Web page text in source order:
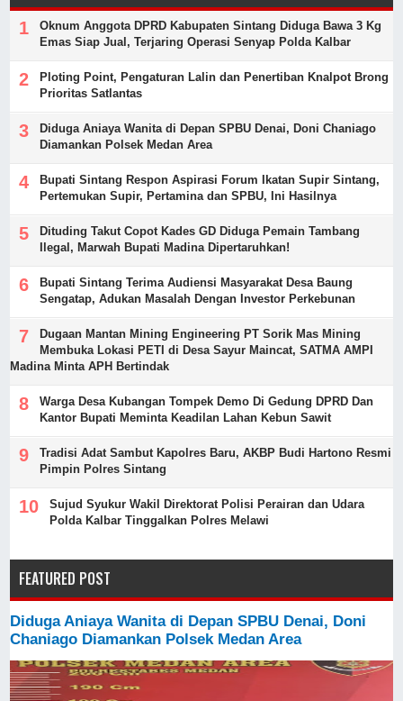
Oknum Anggota DPRD Kabupaten Sintang Diduga Bawa 3 Kg
Emas Siap Jual, Terjaring Operasi Senyap Polda Kalbar
Ploting Point, Pengaturan Lalin dan Penertiban Knalpot Brong
Prioritas Satlantas
Diduga Aniaya Wanita di Depan SPBU Denai, Doni Chaniago
Diamankan Polsek Medan Area
Bupati Sintang Respon Aspirasi Forum Ikatan Supir Sintang,
Pertemukan Supir, Pertamina dan SPBU, Ini Hasilnya
Dituding Takut Copot Kades GD Diduga Pemain Tambang
Ilegal, Marwah Bupati Madina Dipertaruhkan!
Bupati Sintang Terima Audiensi Masyarakat Desa Baung
Sengatap, Adukan Masalah Dengan Investor Perkebunan
Dugaan Mantan Mining Engineering PT Sorik Mas Mining
Membuka Lokasi PETI di Desa Sayur Maincat, SATMA AMPI
Madina Minta APH Bertindak
Warga Desa Kubangan Tompek Demo Di Gedung DPRD Dan
Kantor Bupati Meminta Keadilan Lahan Kebun Sawit
Tradisi Adat Sambut Kapolres Baru, AKBP Budi Hartono Resmi
Pimpin Polres Sintang
Sujud Syukur Wakil Direktorat Polisi Perairan dan Udara
Polda Kalbar Tinggalkan Polres Melawi
FEATURED POST
Diduga Aniaya Wanita di Depan SPBU Denai, Doni
Chaniago Diamankan Polsek Medan Area